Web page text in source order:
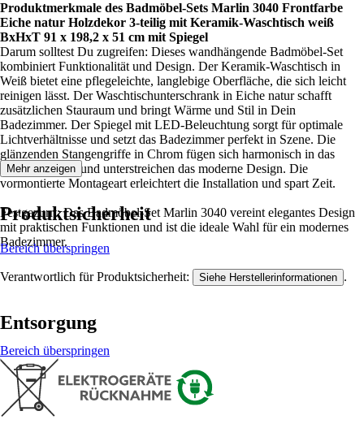
Produktmerkmale des Badmöbel-Sets Marlin 3040 Frontfarbe
Eiche natur Holzdekor 3-teilig mit Keramik-Waschtisch weiß
BxHxT 91 x 198,2 x 51 cm mit Spiegel
Darum solltest Du zugreifen: Dieses wandhängende Badmöbel-Set
kombiniert Funktionalität und Design. Der Keramik-Waschtisch in
Weiß bietet eine pflegeleichte, langlebige Oberfläche, die sich leicht
reinigen lässt. Der Waschtischunterschrank in Eiche natur schafft
zusätzlichen Stauraum und bringt Wärme und Stil in Dein
Badezimmer. Der Spiegel mit LED-Beleuchtung sorgt für optimale
Lichtverhältnisse und setzt das Badezimmer perfekt in Szene. Die
glänzenden Stangengriffe in Chrom fügen sich harmonisch in das
Gesamtbild ein und unterstreichen das moderne Design. Die
vormontierte Montageart erleichtert die Installation und spart Zeit.
Festgezurrt: Das Badmöbel-Set Marlin 3040 vereint elegantes Design
mit praktischen Funktionen und ist die ideale Wahl für ein modernes
Badezimmer.
Mehr anzeigen
Produktsicherheit
Bereich überspringen
Verantwortlich für Produktsicherheit: Siehe Herstellerinformationen .
Entsorgung
Bereich überspringen